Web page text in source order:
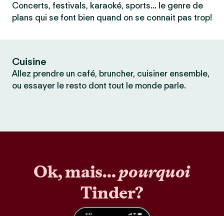
Concerts, festivals, karaoké, sports… le genre de
plans qui se font bien quand on se connait pas trop!
Cuisine
Allez prendre un café, bruncher, cuisiner ensemble,
ou essayer le resto dont tout le monde parle.
Ok, mais...pourquoi
Tinder?